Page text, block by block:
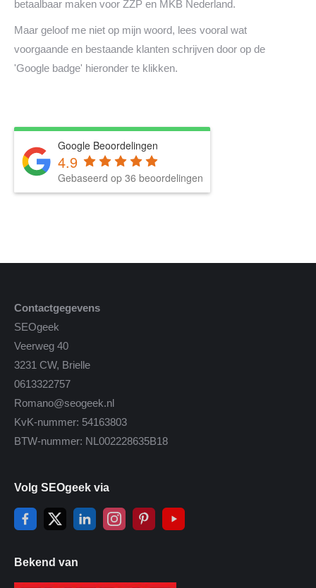
betaalbaar maken voor ZZP en MKB Nederland.
Maar geloof me niet op mijn woord, lees vooral wat
voorgaande en bestaande klanten schrijven door op de
'Google badge' hieronder te klikken.
Google Beoordelingen
4.9
Gebaseerd op 36 beoordelingen
Contactgegevens
SEOgeek
Veerweg 40
3231 CW, Brielle
0613322757
Romano@seogeek.nl
KvK-nummer: 54163803
BTW-nummer: NL002228635B18
Volg SEOgeek via
Bekend van